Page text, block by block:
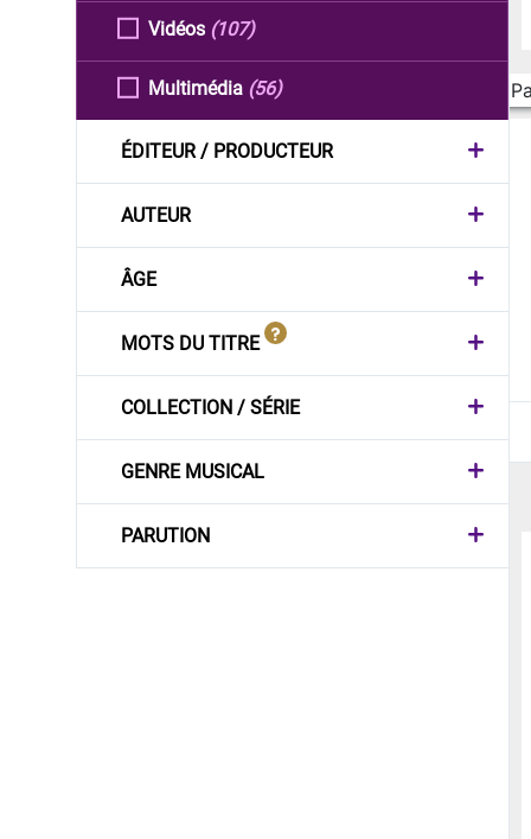
Vidéos (107)
Multimédia (56)
ÉDITEUR / PRODUCTEUR
AUTEUR
ÂGE
MOTS DU TITRE
COLLECTION / SÉRIE
GENRE MUSICAL
PARUTION